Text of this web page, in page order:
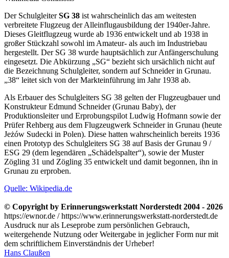
Der SchulgleiterSG 38 ist wahrscheinlich das am weitesten
verbreitete Flugzeug der Alleinflugausbildung der 1940er-Jahre.
Dieses Gleitflugzeug wurde ab 1936 entwickelt und ab 1938 in
großer Stückzahl sowohl im Amateur- als auch im Industriebau
hergestellt. Der SG 38 wurde hauptsächlich zur Anfängerschulung
eingesetzt. Die Abkürzung
SG
bezieht sich ursächlich nicht auf
die Bezeichnung Schulgleiter, sondern auf Schneider in Grunau.
38
leitet sich von der Markteinführung im Jahr 1938 ab.
Als Erbauer des Schulgleiters SG 38 gelten der Flugzeugbauer und
Konstrukteur Edmund Schneider (Grunau Baby), der
Produktionsleiter und Erprobungspilot Ludwig Hofmann sowie der
Prüfer Rehberg aus dem Flugzeugwerk Schneider in Grunau (heute
Jeżów Sudecki in Polen). Diese hatten wahrscheinlich bereits 1936
einen Prototyp des Schulgleiters SG 38 auf Basis der Grunau 9 /
ESG 29 (dem legendären
Schädelspalter ), sowie der Muster
Zögling 31 und Zögling 35 entwickelt und damit begonnen, ihn in
Grunau zu erproben.
Quelle: Wikipedia.de
© Copyright by Erinnerungswerkstatt Norderstedt 2004 - 2026
https://ewnor.de / https://www.erinnerungswerkstatt-norderstedt.de
Ausdruck nur als Leseprobe zum persönlichen Gebrauch,
weitergehende Nutzung oder Weitergabe in jeglicher Form nur mit
dem schriftlichem Einverständnis der Urheber!
Hans Claußen